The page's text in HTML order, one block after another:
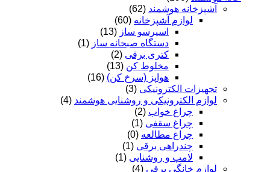
آشپزخانه هوشمند (62)
لوازم آشپزخانه (60)
اسپرسو ساز (13)
دستگاه صبحانه ساز (1)
کتری برقی (2)
مخلوط کن (13)
هواپز (سرخ کن) (16)
تجهیزات الکترونیکی (3)
لوازم الکترونیکی و روشنایی هوشمند (4)
چراغ خواب (2)
چراغ سقفی (1)
چراغ مطالعه (0)
چندراهی برقی (1)
لامپ و روشنایی (1)
لوازم خانگی برقی (4)